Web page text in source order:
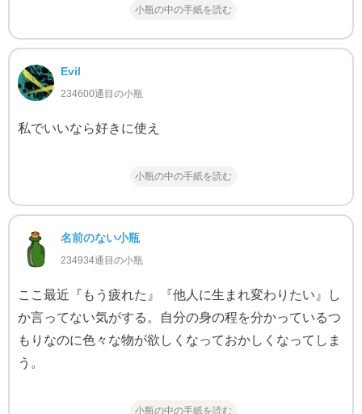
小瓶の中の手紙を読む
Evil
234600通目の小瓶
私でいいなら好きに使え
小瓶の中の手紙を読む
名前のない小瓶
234934通目の小瓶
ここ最近『もう疲れた』『他人に生まれ変わりたい』し
か言ってない気がする。自分の身の程を分かっているつ
もりなのに色々な物が欲しくなっておかしくなってしま
う。
小瓶の中の手紙を読む